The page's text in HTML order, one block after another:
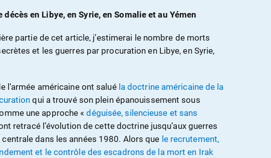
en Libye, en Syrie, en Somalie et au Yémen
partie de cet article, j’estimerai le nombre de morts
et les guerres par procuration en Libye, en Syrie,
l’armée américaine ont salué la doctrine américaine de la
qui a trouvé son plein épanouissement sous
une approche «déguisée, silencieuse et sans
retracé l’évolution de cette doctrine jusqu’aux guerres
dans les années 1980. Alors que le recrutement,
et le contrôle des escadrons de la mort en Irak